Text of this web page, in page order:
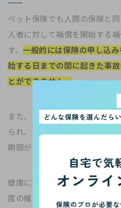
ペット保険でも人間の保険と
入者に対して補償を開始する
す。 一般的には保険の申し込
始する日までの間に起きた事
とができません。
また、多くのペット保険には
られ、保険料の支払いが発生
期間があります。
健康に不安のあるペットの契
度の維持ができなくなること